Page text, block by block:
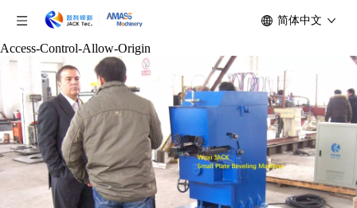
Access-Control-Allow-Origin
简体中文